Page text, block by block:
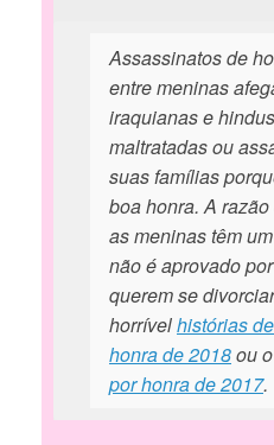
Assassinatos de
entre meninas
iraquianas e
maltratadas ou
suas famílias
boa honra. A
as meninas têm
não é aprovado
querem se
horrívelhistórias
honra de 2018ou o
por honra de 2017.